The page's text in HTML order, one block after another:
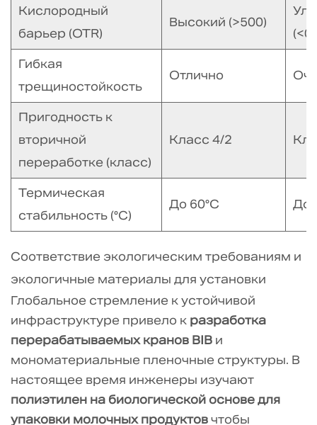
Кислородный
барьер (OTR)
Высокий (>500)
Гибкая
трещиностойкость
Отлично
Пригодность к
вторичной
переработке (класс)
Класс 4/2
Термическая
стабильность (°C)
До 60°С До
Соответствие экологическим требованиям и
экологичные материалы для установки
Глобальное стремление к устойчивой
инфраструктуре привело к разработка
перерабатываемых кранов BIB и
мономатериальные пленочные структуры. В
настоящее время инженеры изучают
полиэтилен на биологической основе для
упаковки молочных продуктовчтобы